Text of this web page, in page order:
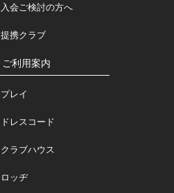
入会ご検討の方へ
提携クラブ
ご利用案内
プレイ
ドレスコード
クラブハウス
ロッヂ